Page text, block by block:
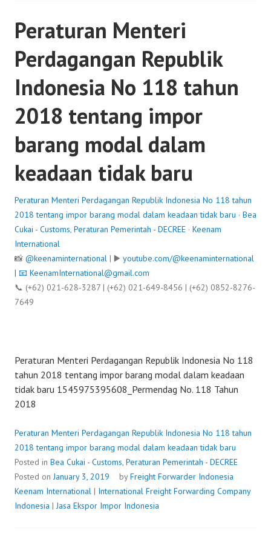
Peraturan Menteri
Perdagangan Republik
Indonesia No 118 tahun
2018 tentang impor
barang modal dalam
keadaan tidak baru
Peraturan Menteri Perdagangan Republik Indonesia No 118 tahun
2018 tentang impor barang modal dalam keadaan tidak baru · Bea
Cukai - Customs, Peraturan Pemerintah - DECREE · Keenam
International
📸 @keenaminternational | ▶️ youtube.com/@keenaminternational
| 📧 KeenamInternational@gmail.com
📞 (+62) 021-628-3287 | (+62) 021-649-8456 | (+62) 0852-8276-
7649
Peraturan Menteri Perdagangan Republik Indonesia No 118
tahun 2018 tentang impor barang modal dalam keadaan
tidak baru 1545975395608_Permendag No. 118 Tahun
2018
Peraturan Menteri Perdagangan Republik Indonesia No 118 tahun
2018 tentang impor barang modal dalam keadaan tidak baru
Posted in Bea Cukai - Customs, Peraturan Pemerintah - DECREE
Posted onJanuary 3, 2019 byFreight Forwarder Indonesia
Keenam International | International Freight Forwarding Company
Indonesia |Jasa Ekspor Impor Indonesia